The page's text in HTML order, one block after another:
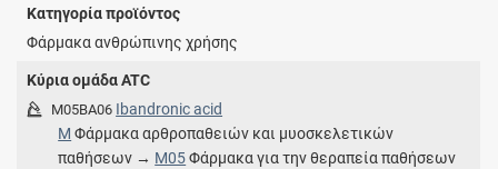
Κατηγορία προϊόντος
Φάρμακα ανθρώπινης χρήσης
Κύρια ομάδα ATC
M05BA06 Ibandronic acid
M Φάρμακα αρθροπαθειών και μυοσκελετικών
παθήσεων → M05Φάρμακα για την θεραπεία παθήσεων